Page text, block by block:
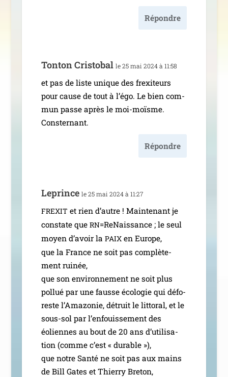
Répondre
Tonton Cristobal le 25 mai 2024 à 11:58
et pas de liste unique des frexi­teurs
pour cause de tout à l’é­go. Le bien com­
mun passe après le moi-moïsme.
Consternant.
Répondre
Leprince le 25 mai 2024 à 11:27
FREXIT et rien d’autre ! Maintenant je
constate que RN=ReNaissance ; le seul
moyen d’a­voir la PAIXen Europe,
que la France ne soit pas com­plè­te­
ment rui­née,
que son envi­ron­ne­ment ne soit plus
pol­lué par une fausse éco­lo­gie qui défo­
reste l’Amazonie, détruit le lit­to­ral, et le
sous-sol par l’enfouissement des
éoliennes au bout de 20 ans d’u­ti­li­sa­
tion (comme c’est « durable »),
que notre Santé ne soit pas aux mains
de Bill Gates et Thierry Breton,